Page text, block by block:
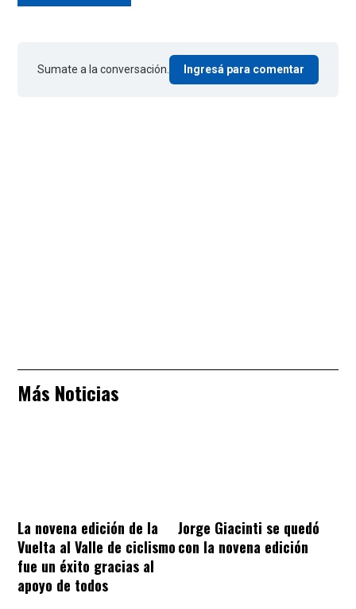
Sumate a la conversación. Ingresá para comentar
Más Noticias
La novena edición de la
Vuelta al Valle de ciclismo
fue un éxito gracias al
apoyo de todos
Jorge Giacinti se quedó
con la novena edición